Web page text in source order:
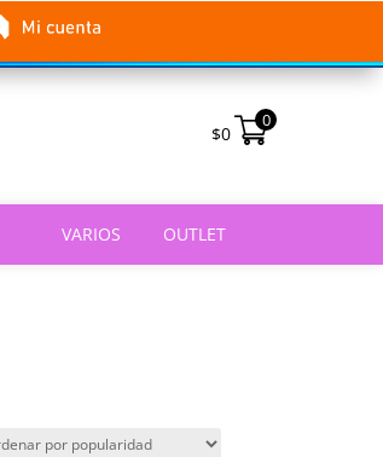
$0
0
VARIOS OUTLET